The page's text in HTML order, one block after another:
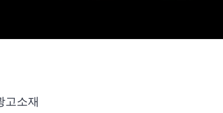
고소재